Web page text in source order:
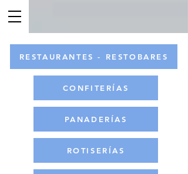
RESTAURANTES - RESTOBARES
CONFITERÍAS
PANADERÍAS
ROTISERÍAS